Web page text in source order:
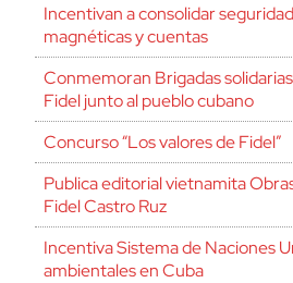
Incentivan a consolidar
magnéticas y cuentas
Conmemoran Brigadas
Fidel junto al pueblo cubano
Concurso “Los valores de Fidel”
Publica editorial vietnamita
Fidel Castro Ruz
Incentiva Sistema de Naciones
ambientales en Cuba